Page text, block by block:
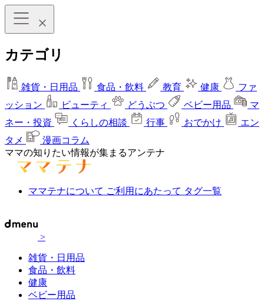
カテゴリ
雑貨・日用品 食品・飲料 教育 健康
ファ
ッション
ビューティ どうぶつ ベビー用品
マ
ネー・投資
くらしの相談 行事 おでかけ
エン
タメ
漫画コラム
ママの知りたい情報が集まるアンテナ
ママテナについて ご利用にあたって タグ一覧
>
雑貨・日用品
食品・飲料
健康
ベビー用品